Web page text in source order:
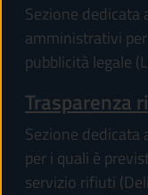
Sezione
amministrativi
pubblicità legale
Trasparenza
Sezione
per i quali è
servizio rifiuti